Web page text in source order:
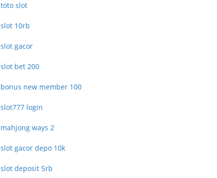
toto slot
slot 10rb
slot gacor
slot bet 200
bonus new member 100
slot777 login
mahjong ways 2
slot gacor depo 10k
slot deposit 5rb